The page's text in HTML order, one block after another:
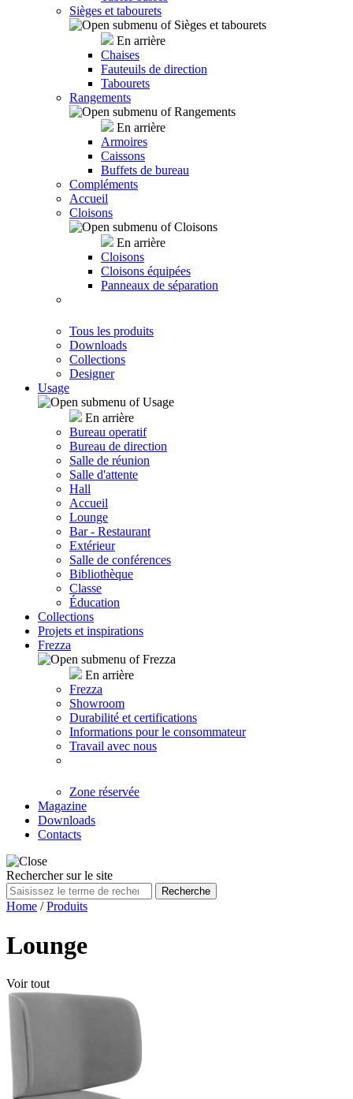
Sièges et tabourets
En arrière
Chaises
Fauteuils de direction
Tabourets
Rangements
En arrière
Armoires
Caissons
Buffets de bureau
Compléments
Accueil
Cloisons
En arrière
Cloisons
Cloisons équipées
Panneaux de séparation
Tous les produits
Downloads
Collections
Designer
Usage
En arrière
Bureau operatif
Bureau de direction
Salle de réunion
Salle d'attente
Hall
Accueil
Lounge
Bar - Restaurant
Extérieur
Salle de conférences
Bibliothèque
Classe
Éducation
Collections
Projets et inspirations
Frezza
En arrière
Frezza
Showroom
Durabilité et certifications
Informations pour le consommateur
Travail avec nous
Zone réservée
Magazine
Downloads
Contacts
Rechercher sur le site
Recherche
Home /Produits
Lounge
Voir tout